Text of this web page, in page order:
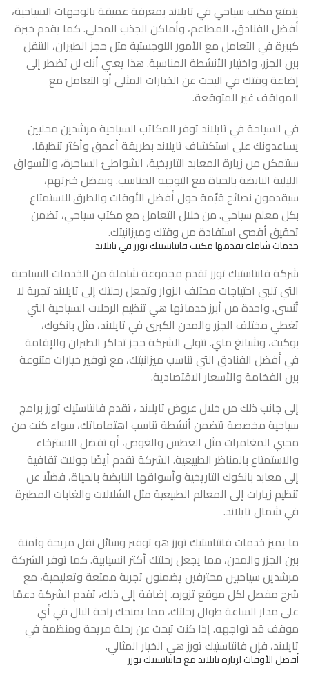
يتمتع مكتب سياحي في تايلاند بمعرفة عميقة بالوجهات السياحية،
أفضل الفنادق، المطاعم، وأماكن الجذب المحلي. كما يقدم خبرة
كبيرة في التعامل مع الأمور اللوجستية مثل حجز الطيران، التنقل
بين الجزر، واختيار الأنشطة المناسبة. هذا يعني أنك لن تضطر إلى
إضاعة وقتك في البحث عن الخيارات المثلى أو التعامل مع
المواقف غير المتوقعة.
في السياحة في تايلاند توفر المكاتب السياحية مرشدين محليين
يساعدونك على استكشاف تايلاند بطريقة أعمق وأكثر تنظيمًا.
ستتمكن من زيارة المعابد التاريخية، الشواطئ الساحرة، والأسواق
الليلية النابضة بالحياة مع التوجيه المناسب. وبفضل خبرتهم،
سيقدمون نصائح قيّمة حول أفضل الأوقات والطرق للاستمتاع
بكل معلم سياحي. من خلال التعامل مع مكتب سياحي، تضمن
تحقيق أقصى استفادة من وقتك وميزانيتك.
خدمات شاملة يقدمها مكتب فانتاستيك تورز في تايلاند
شركة فانتاستيك تورز تقدم مجموعة شاملة من الخدمات السياحية
التي تلبي احتياجات مختلف الزوار وتجعل رحلتك إلى تايلاند تجربة لا
تُنسى. واحدة من أبرز خدماتها هي تنظيم الرحلات السياحية التي
تغطي مختلف الجزر والمدن الكبرى في تايلاند، مثل بانكوك،
بوكيت، وشيانغ ماي. تتولى الشركة حجز تذاكر الطيران والإقامة
في أفضل الفنادق التي تناسب ميزانيتك، مع توفير خيارات متنوعة
بين الفخامة والأسعار الاقتصادية.
إلى جانب ذلك من خلالعروض تايلاند ، تقدم فانتاستيك تورز برامج
سياحية مخصصة تتضمن أنشطة تناسب اهتماماتك، سواء كنت من
محبي المغامرات مثل الغطس والغوص، أو تفضل الاسترخاء
والاستمتاع بالمناظر الطبيعية. الشركة تقدم أيضًا جولات ثقافية
إلى معابد بانكوك التاريخية وأسواقها النابضة بالحياة، فضلًا عن
تنظيم زيارات إلى المعالم الطبيعية مثل الشلالات والغابات المطيرة
في شمال تايلاند.
ما يميز خدمات فانتاستيك تورز هو توفير وسائل نقل مريحة وآمنة
بين الجزر والمدن، مما يجعل رحلتك أكثر انسيابية. كما توفر الشركة
مرشدين سياحيين محترفين يضمنون تجربة ممتعة وتعليمية، مع
شرح مفصل لكل موقع تزوره. إضافة إلى ذلك، تقدم الشركة دعمًا
على مدار الساعة طوال رحلتك، مما يمنحك راحة البال في أي
موقف قد تواجهه. إذا كنت تبحث عن رحلة مريحة ومنظمة في
تايلاند، فإن فانتاستيك تورز هي الخيار المثالي.
أفضل الأوقات لزيارة تايلاند مع فانتاستيك تورز